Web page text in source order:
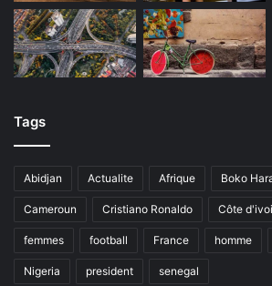
Tags
Abidjan Actualite Afrique Boko
Cameroun Cristiano Ronaldo Côte
femmes football France homme
Nigeria president senegal